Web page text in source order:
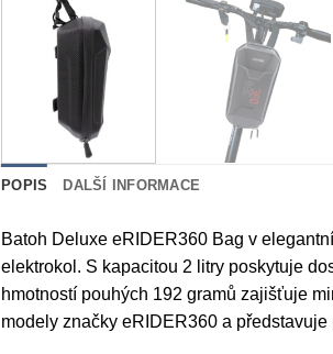
POPIS DALŠÍ INFORMACE
Batoh Deluxe eRIDER360 Bag v
elektrokol. S kapacitou 2 litry poskytuje
hmotností pouhých 192 gramů zajišťuje
modely značky eRIDER360 a